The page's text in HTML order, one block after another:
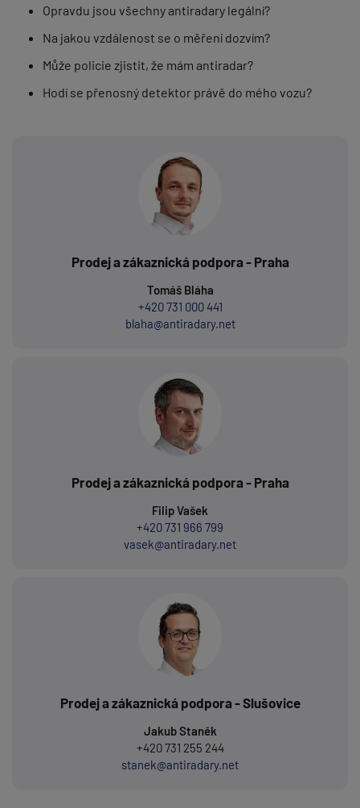
Opravdu jsou všechny antiradary legální?
Na jakou vzdálenost se o měření dozvím?
Může policie zjistit, že mám antiradar?
Hodí se přenosný detektor právě do mého vozu?
Prodej a zákaznická podpora - Praha
Tomáš Bláha
+420 731 000 441
blaha@antiradary.net
Prodej a zákaznická podpora - Praha
Filip Vašek
+420 731 966 799
vasek@antiradary.net
Prodej a zákaznická podpora - Slušovice
Jakub Staněk
+420 731 255 244
stanek@antiradary.net